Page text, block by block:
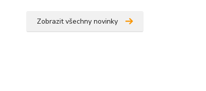
Zobrazit všechny novinky